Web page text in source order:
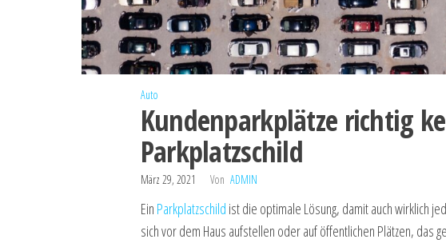
Auto
Kundenparkplätze richtig
Parkplatzschild
März 29, 2021 Von ADMIN
Ein Parkplatzschild ist die optimale Lösung, damit auch wirklich
sich vor dem Haus aufstellen oder auf öffentlichen Plätzen, das